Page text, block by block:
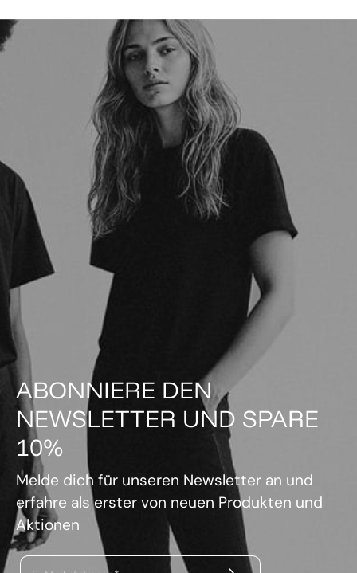
ABONNIERE DEN
NEWSLETTER UND SPARE
10%
Melde dich für unseren Newsletter an und
erfahre als erster von neuen Produkten und
Aktionen